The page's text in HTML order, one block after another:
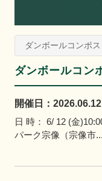
ダンボールコンポ
ダンボールコン
開催日：
日 時： 6/ 12 (金
パーク宗像（宗像市...